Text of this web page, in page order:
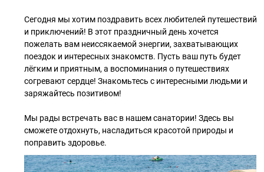
Сегодня мы хотим поздравить всех любителей путешествий
и приключений! В этот праздничный день хочется
пожелать вам неиссякаемой энергии, захватывающих
поездок и интересных знакомств. Пусть ваш путь будет
лёгким и приятным, а воспоминания о путешествиях
согревают сердце! Знакомьтесь с интересными людьми и
заряжайтесь позитивом!
Мы рады встречать вас в нашем санатории! Здесь вы
сможете отдохнуть, насладиться красотой природы и
поправить здоровье.